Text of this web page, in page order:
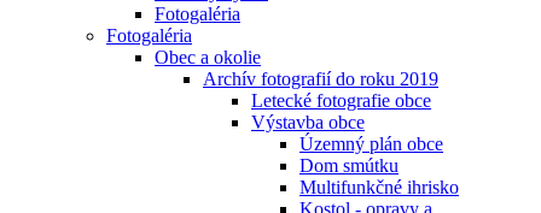
Fotogaléria
Fotogaléria
Obec a okolie
Archív fotografií do roku 2019
Letecké fotografie obce
Výstavba obce
Územný plán obce
Dom smútku
Multifunkčné ihrisko
Kostol - opravy a